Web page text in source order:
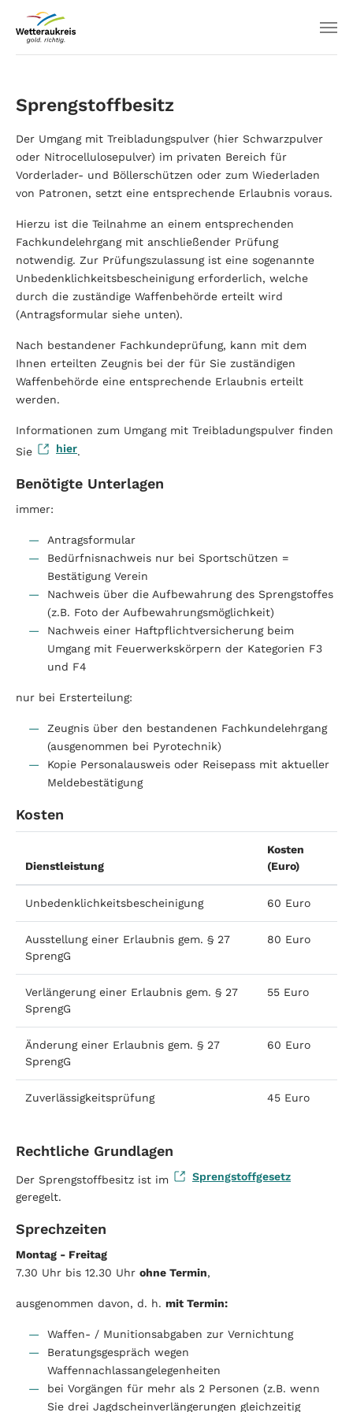
Sprengstoffbesitz
Der Umgang mit Treibladungspulver (hier Schwarzpulver
oder Nitrocellulosepulver) im privaten Bereich für
Vorderlader- und Böllerschützen oder zum Wiederladen
von Patronen, setzt eine entsprechende Erlaubnis voraus.
Hierzu ist die Teilnahme an einem entsprechenden
Fachkundelehrgang mit anschließender Prüfung
notwendig. Zur Prüfungszulassung ist eine sogenannte
Unbedenklichkeitsbescheinigung erforderlich, welche
durch die zuständige Waffenbehörde erteilt wird
(Antragsformular siehe unten).
Nach bestandener Fachkundeprüfung, kann mit dem
Ihnen erteilten Zeugnis bei der für Sie zuständigen
Waffenbehörde eine entsprechende Erlaubnis erteilt
werden.
Informationen zum Umgang mit Treibladungspulver finden
Sie
hier.
Benötigte Unterlagen
immer:
Antragsformular
Bedürfnisnachweis nur bei Sportschützen =
Bestätigung Verein
Nachweis über die Aufbewahrung des Sprengstoffes
(z.B. Foto der Aufbewahrungsmöglichkeit)
Nachweis einer Haftpflichtversicherung beim
Umgang mit Feuerwerkskörpern der Kategorien F3
und F4
nur bei Ersterteilung:
Zeugnis über den bestandenen Fachkundelehrgang
(ausgenommen bei Pyrotechnik)
Kopie Personalausweis oder Reisepass mit aktueller
Meldebestätigung
Kosten
Dienstleistung
Kosten
(Euro)
Unbedenklichkeitsbescheinigung 60 Euro
Ausstellung einer Erlaubnis gem. § 27
SprengG
80 Euro
Verlängerung einer Erlaubnis gem. § 27
SprengG
55 Euro
Änderung einer Erlaubnis gem. § 27
SprengG
60 Euro
Zuverlässigkeitsprüfung 45 Euro
Rechtliche Grundlagen
Der Sprengstoffbesitz ist im
Sprengstoffgesetz
geregelt.
Sprechzeiten
Montag - Freitag
7.30 Uhr bis 12.30 Uhr ohne Termin,
ausgenommen davon, d. h. mit Termin:
Waffen- / Munitionsabgaben zur Vernichtung
Beratungsgespräch wegen
Waffennachlassangelegenheiten
bei Vorgängen für mehr als 2 Personen (z.B. wenn
Sie drei Jagdscheinverlängerungen gleichzeitig